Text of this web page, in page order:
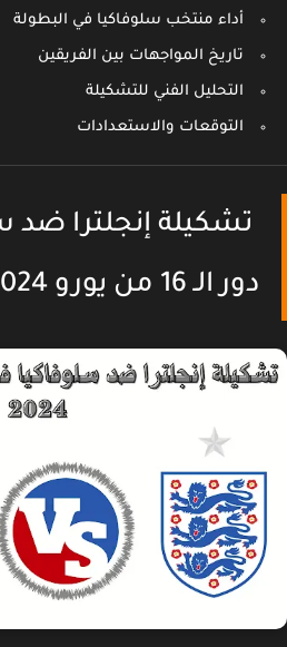
أداء منتخب سلوفاكيا في البطولة
تاريخ المواجهات بين الفريقين
التحليل الفني للتشكيلة
التوقعات والاستعدادات
تشكيلة إنجلترا ضد
دور الـ 16 من يورو 2024